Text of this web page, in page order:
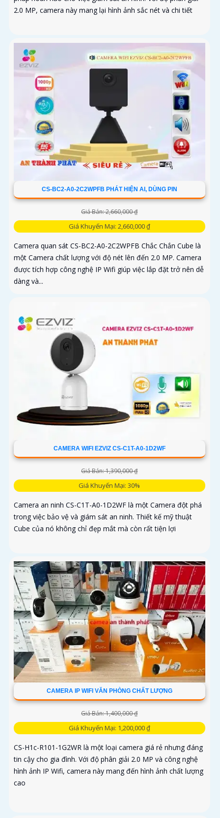
2.0 MP, camera này mang lại hình ảnh sắc nét và chi tiết
CS-BC2-A0-2C2WPFB PHÁT HIỆN AI, DÙNG PIN
Giá Bán: 2,660,000 ₫
Giá Khuyến Mại: 2,660,000 ₫
Camera quan sát CS-BC2-A0-2C2WPFB Chắc Chắn Cube là
một Camera chất lượng với độ nét lên đến 2.0 MP. Camera
được tích hợp công nghệ IP Wifi giúp việc lắp đặt trở nên dễ
dàng và...
CAMERA WIFI EZVIZ CS-C1T-A0-1D2WF
Giá Bán: 1,390,000 ₫
Giá Khuyến Mại: 30%
Camera an ninh CS-C1T-A0-1D2WF là một Camera đột phá
trong việc bảo vệ và giám sát an ninh. Thiết kế mỹ thuật
Cube của nó không chỉ đẹp mắt mà còn rất tiện lợi
CAMERA IP WIFI VĂN PHÒNG CHẤT LƯỢNG
Giá Bán: 1,400,000 ₫
Giá Khuyến Mại: 1,200,000 ₫
CS-H1c-R101-1G2WR là một loại camera giá rẻ nhưng đáng
tin cậy cho gia đình. Với độ phân giải 2.0 MP và công nghệ
hình ảnh IP Wifi, camera này mang đến hình ảnh chất lượng
cao